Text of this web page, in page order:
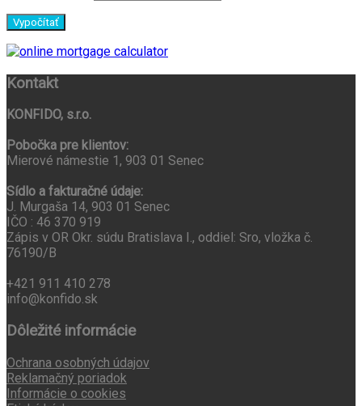
Kontakt
KONFIDO, s.r.o.
Pobočka pre klientov:
Mierové námestie 1, 903 01 Senec
Sídlo a fakturačné údaje:
J. Murgaša 14, 903 01 Senec
IČO : 46 370 919
Zápis v OR Okr. súdu Bratislava I., oddiel: Sro, vložka č.
76190/B
+421 911 410 278
info@konfido.sk
Dôležité informácie
Ochrana osobných údajov
Reklamačný poriadok
Informácie o cookies